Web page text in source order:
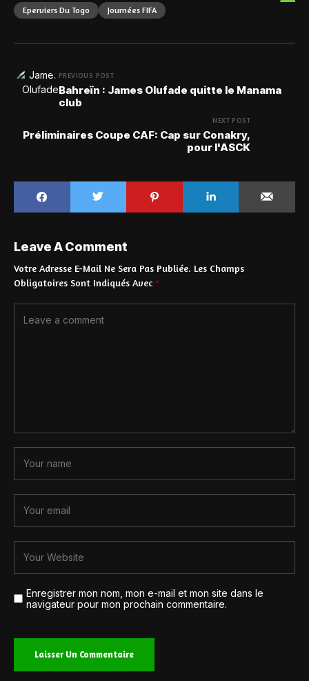
Eperviers Du Togo Journées FIFA
PREVIOUS POST
Bahreïn : James Olufade quitte le Manama
club
NEXT POST
Préliminaires Coupe CAF: Cap sur Conakry,
pour l'ASCK
Leave A Comment
Votre Adresse E-Mail Ne Sera Pas Publiée. Les Champs
Obligatoires Sont Indiqués Avec *
Enregistrer mon nom, mon e-mail et mon site dans le
navigateur pour mon prochain commentaire.